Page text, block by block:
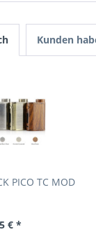
Kunden
PICO TC MOD
€ *